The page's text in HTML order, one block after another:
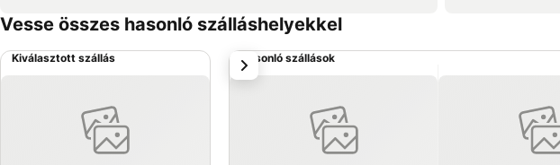
Vesse összes hasonló szálláshelyekkel
Kiválasztott szállás Hasonló szállások
következő